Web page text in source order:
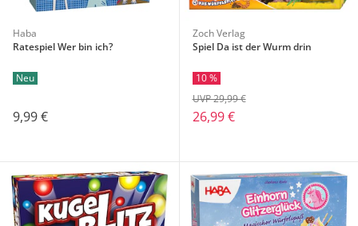
Haba
Ratespiel Wer bin ich?
Neu
9,99 €
Zoch Verlag
Spiel Da ist der Wurm drin
10 %
26,99 €
UVP 29,99 €